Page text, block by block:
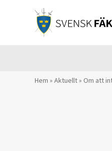
Hem » Aktuellt» Om att